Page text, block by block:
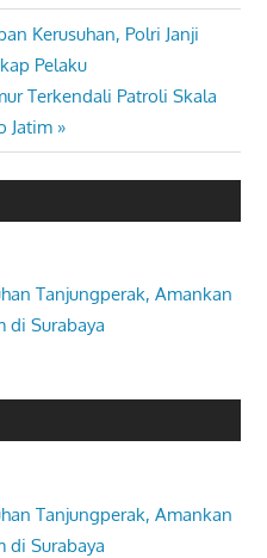
Kerusuhan, Polri Janji
Pelaku
Terkendali Patroli Skala
Jatim
Tanjungperak, Amankan
di Surabaya
Tanjungperak, Amankan
di Surabaya